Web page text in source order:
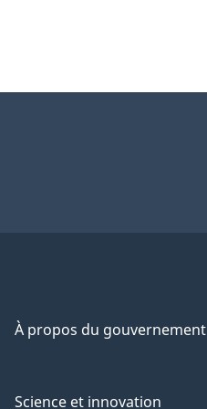
À propos du gouvernement
Science et innovation